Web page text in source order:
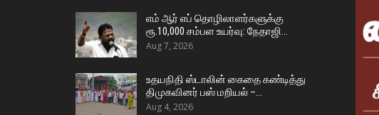
எம் ஆர் எப் தொழிலாளர்களுக்கு
ரூ.10,000 சம்பள உயர்வு: நேதாஜி…
Aug 7, 2026
உதயநிதி ஸ்டாலின் கைதை கண்டித்து
திமுகவினர் பஸ் மறியல் –…
Aug 4, 2026